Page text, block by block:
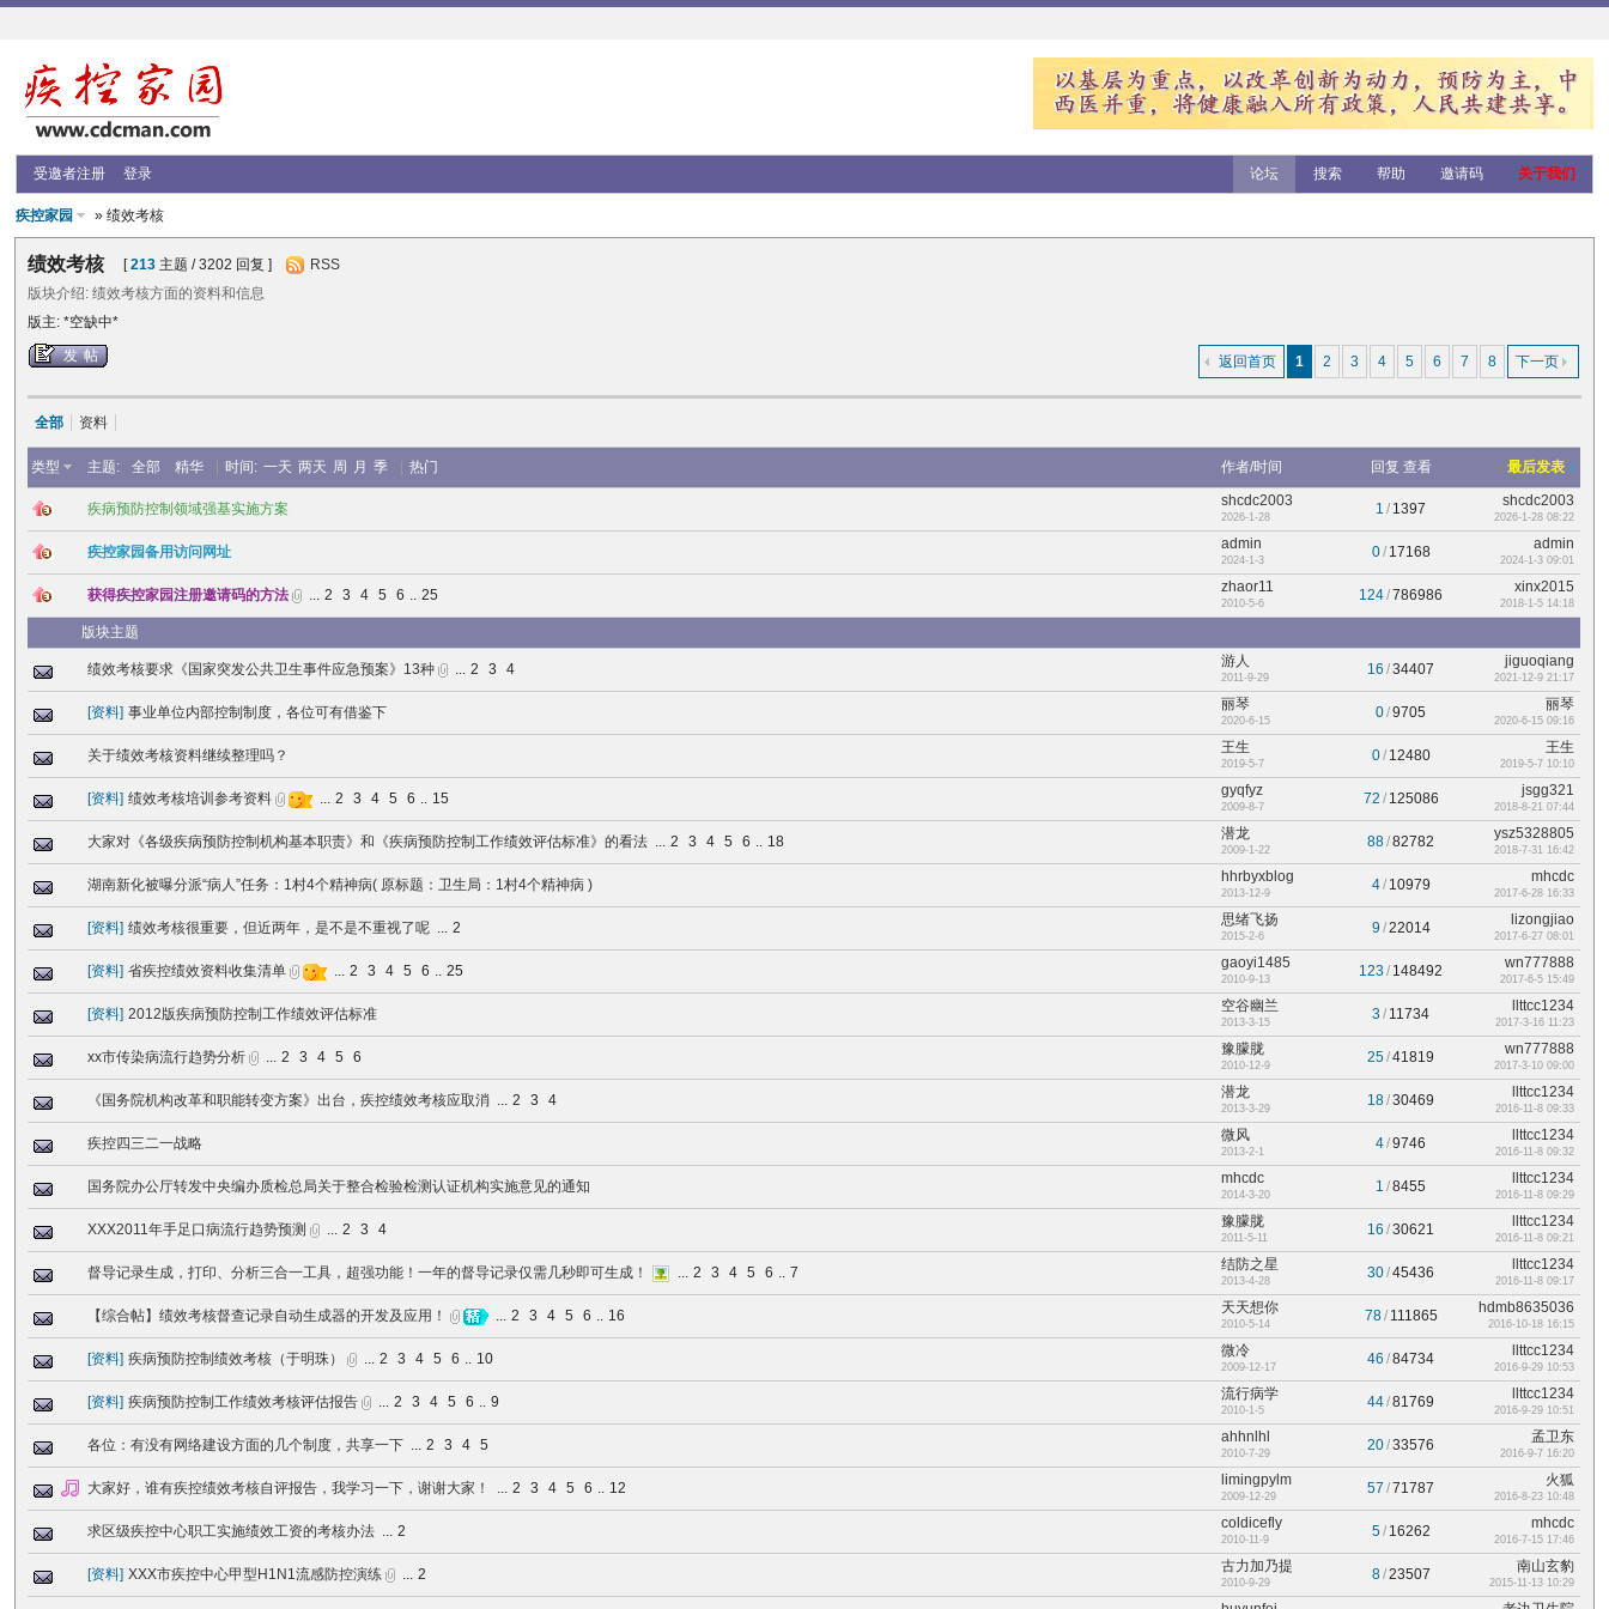
受邀者注册 登录 论坛 搜索 帮助 邀请码 关于我们
疾控家园 » 绩效考核
绩效考核 [213 主题 / 3202 回复 ]
RSS
版块介绍: 绩效考核方面的资料和信息
版主: *空缺中*
1 2 3 4 5 6 7 8 下一页
返回首页
发帖
全部 资料
类型 主题: 全部 精华 时间: 一天 两天 周 月 季 热门 作者/时间 回复 查看 最后发表
疾病预防控制领域强基实施方案 shcdc2003
2026-1-28
1 / 1397 shcdc2003
2026-1-28 08:22
疾控家园备用访问网址 admin
2024-1-3
0/ 17168 admin
2024-1-3 09:01
获得疾控家园注册邀请码的方法 ... 2 3 4 5 6 .. 25 zhaor11
2010-5-6
124/786986 xinx2015
2018-1-5 14:18
版块主题
绩效考核要求《国家突发公共卫生事件应急预案》13种 ... 2 3 4 游人
2011-9-29
16 /34407 jiguoqiang
2021-12-9 21:17
[资料] 事业单位内部控制制度，各位可有借鉴下 丽琴
2020-6-15
0/9705 丽琴
2020-6-15 09:16
关于绩效考核资料继续整理吗？ 王生
2019-5-7
0/ 12480 王生
2019-5-7 10:10
[资料] 绩效考核培训参考资料 ... 2 3 4 5 6 .. 15 gyqfyz
2009-8-7
72 / 125086 jsgg321
2018-8-21 07:44
大家对《各级疾病预防控制机构基本职责》和《疾病预防控制工作绩效评估标准》的看法 ... 2 3 4 5 6 .. 18 潜龙
2009-1-22
88/82782 ysz5328805
2018-7-31 16:42
湖南新化被曝分派“病人”任务：1村4个精神病( 原标题：卫生局：1村4个精神病 ) hhrbyxblog
2013-12-9
4/ 10979 mhcdc
2017-6-28 16:33
[资料] 绩效考核很重要，但近两年，是不是不重视了呢 ... 2 思绪飞扬
2015-2-6
9 /22014 lizongjiao
2017-6-27 08:01
[资料] 省疾控绩效资料收集清单 ... 2 3 4 5 6 .. 25 gaoyi1485
2010-9-13
123 / 148492 wn777888
2017-6-5 15:49
[资料] 2012版疾病预防控制工作绩效评估标准 空谷幽兰
2013-3-15
3 / 11734 llttcc1234
2017-3-16 11:23
xx市传染病流行趋势分析 ... 2 3 4 5 6 豫朦胧
2010-12-9
25/41819 wn777888
2017-3-10 09:00
《国务院机构改革和职能转变方案》出台，疾控绩效考核应取消 ... 2 3 4 潜龙
2013-3-29
18/30469 llttcc1234
2016-11-8 09:33
疾控四三二一战略 微风
2013-2-1
4/9746 llttcc1234
2016-11-8 09:32
国务院办公厅转发中央编办质检总局关于整合检验检测认证机构实施意见的通知 mhcdc
2014-3-20
1 /8455 llttcc1234
2016-11-8 09:29
XXX2011年手足口病流行趋势预测 ... 2 3 4 豫朦胧
2011-5-11
16 /30621 llttcc1234
2016-11-8 09:21
督导记录生成，打印、分析三合一工具，超强功能！一年的督导记录仅需几秒即可生成！ ... 2 3 4 5 6 .. 7 结防之星
2013-4-28
30/45436 llttcc1234
2016-11-8 09:17
【综合帖】绩效考核督查记录自动生成器的开发及应用！ ... 2 3 4 5 6 .. 16 天天想你
2010-5-14
78/ 111865 hdmb8635036
2016-10-18 16:15
[资料] 疾病预防控制绩效考核（于明珠） ... 2 3 4 5 6 .. 10 微冷
2009-12-17
46 /84734 llttcc1234
2016-9-29 10:53
[资料] 疾病预防控制工作绩效考核评估报告 ... 2 3 4 5 6 .. 9 流行病学
2010-1-5
44/81769 llttcc1234
2016-9-29 10:51
各位：有没有网络建设方面的几个制度，共享一下 ... 2 3 4 5 ahhnlhl
2010-7-29
20/33576 孟卫东
2016-9-7 16:20
大家好，谁有疾控绩效考核自评报告，我学习一下，谢谢大家！ ... 2 3 4 5 6 .. 12 limingpylm
2009-12-29
57 /71787 火狐
2016-8-23 10:48
求区级疾控中心职工实施绩效工资的考核办法 ... 2 coldicefly
2010-11-9
5/ 16262 mhcdc
2016-7-15 17:46
[资料] XXX市疾控中心甲型H1N1流感防控演练 ... 2 古力加乃提
2010-9-29
8/23507 南山玄豹
2015-11-13 10:29